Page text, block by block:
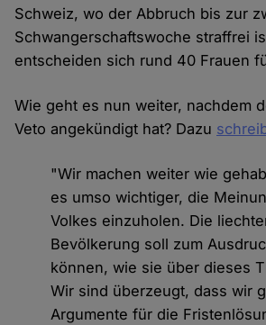
Schweiz, wo der Abbruch bis zur
Schwangerschaftswoche straffrei
entscheiden sich rund 40 Frauen
Wie geht es nun weiter, nachdem
Veto angekündigt hat? Dazu
"Wir machen weiter wie
es umso wichtiger, die
Volkes einzuholen. Die
Bevölkerung soll zum
können, wie sie über dieses
Wir sind überzeugt, dass wir
Argumente für die